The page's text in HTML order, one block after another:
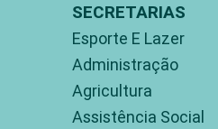
SECRETARIAS
Esporte E Lazer
Administração
Agricultura
Assistência Social